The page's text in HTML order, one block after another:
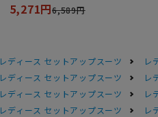
5,271円6,589円
レディース セットアップスーツ
レ
レディース セットアップスーツ
レ
レディース セットアップスーツ
レ
レディース セットアップスーツ
レ